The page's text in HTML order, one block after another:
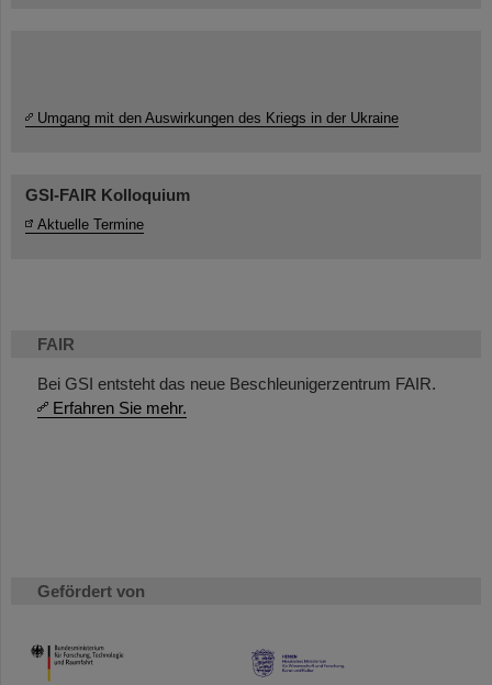
FAIR
Bei GSI entsteht das neue Beschleunigerzentrum FAIR.
Erfahren Sie mehr.
Gefördert von
HMWK
Umgang mit den Auswirkungen des Kriegs in der Ukraine
GSI-FAIR Kolloquium
Aktuelle Termine